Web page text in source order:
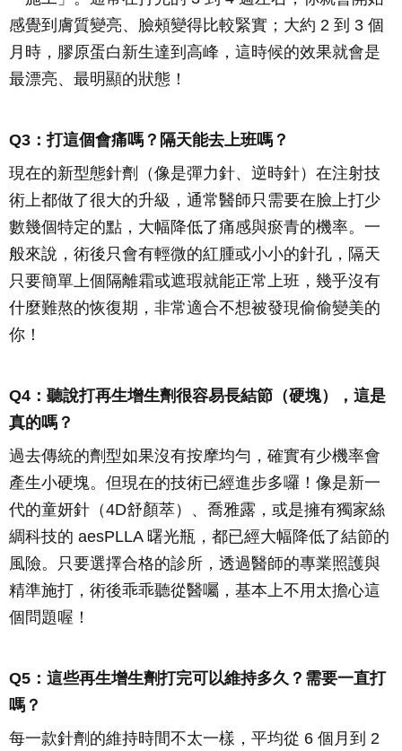
感覺到膚質變亮、臉頰變得比較緊實；大約 2 到 3 個
月時，膠原蛋白新生達到高峰，這時候的效果就會是
最漂亮、最明顯的狀態！
Q3：打這個會痛嗎？隔天能去上班嗎？
現在的新型態針劑（像是彈力針、逆時針）在注射技
術上都做了很大的升級，通常醫師只需要在臉上打少
數幾個特定的點，大幅降低了痛感與瘀青的機率。一
般來說，術後只會有輕微的紅腫或小小的針孔，隔天
只要簡單上個隔離霜或遮瑕就能正常上班，幾乎沒有
什麼難熬的恢復期，非常適合不想被發現偷偷變美的
你！
Q4：聽說打再生增生劑很容易長結節（硬塊），這是
真的嗎？
過去傳統的劑型如果沒有按摩均勻，確實有少機率會
產生小硬塊。但現在的技術已經進步多囉！像是新一
代的童妍針（4D舒顏萃）、喬雅露，或是擁有獨家絲
綢科技的 aesPLLA 曙光瓶，都已經大幅降低了結節的
風險。只要選擇合格的診所，透過醫師的專業照護與
精準施打，術後乖乖聽從醫囑，基本上不用太擔心這
個問題喔！
Q5：這些再生增生劑打完可以維持多久？需要一直打
嗎？
每一款針劑的維持時間不太一樣，平均從 6 個月到 2